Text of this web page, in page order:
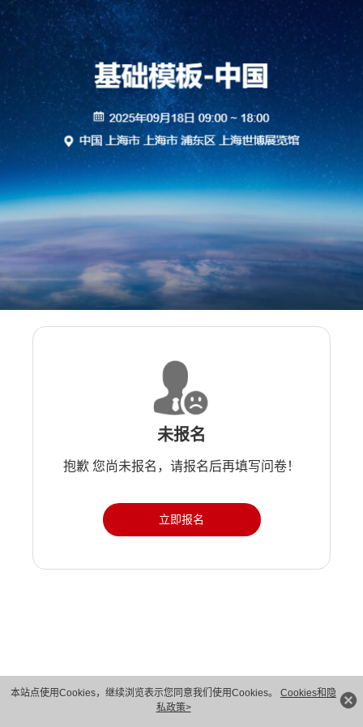
本站点使用Cookies，继续浏览表示您同意我们使用Cookies。 Cookies和隐
私政策>
未报名
抱歉 您尚未报名，请报名后再填写问卷！
立即报名